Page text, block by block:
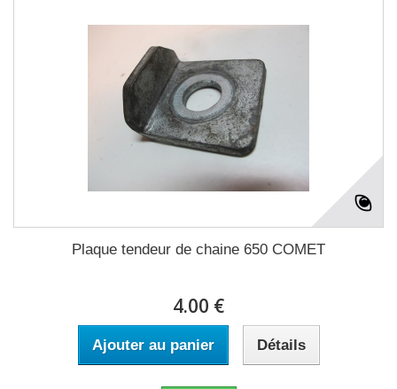
Plaque tendeur de chaine 650 COMET
4.00 €
Ajouter au panier Détails